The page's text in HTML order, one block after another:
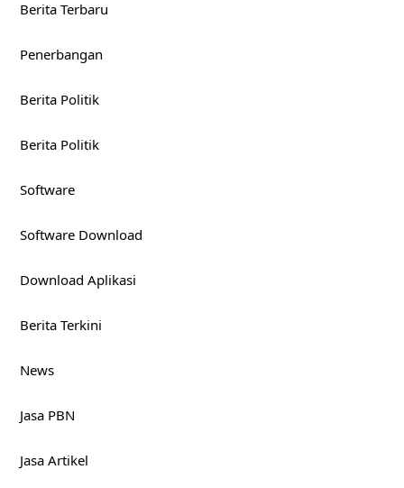
Berita Terbaru
Penerbangan
Berita Politik
Berita Politik
Software
Software Download
Download Aplikasi
Berita Terkini
News
Jasa PBN
Jasa Artikel